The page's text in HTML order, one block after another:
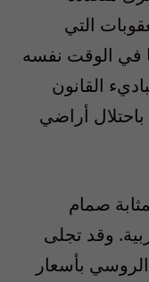
التي
في الوقت نفسه
القانون
أراضي
صمام
وقد تجلى
بأسعار